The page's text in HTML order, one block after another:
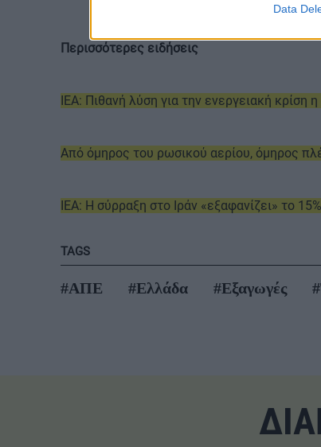
Data
Περισσότερες ειδήσεις
IEA: Πιθανή λύση για την ενεργειακή
Από όμηρος του ρωσικού αερίου, όμηρος
IEA: Η σύρραξη στο Ιράν «εξαφανίζει» το
TAGS
#ΑΠΕ #Ελλάδα #Εξαγωγές